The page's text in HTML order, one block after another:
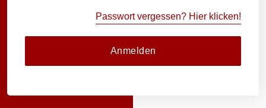
Passwort vergessen? Hier klicken!
Anmelden